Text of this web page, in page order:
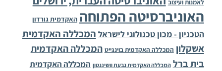
לאמנות ועיצוב
האוניברסיטה הפתוחה האקדמית גורדון
הטכניון - מכון טכנולוגי לישראל המכללה האקדמית
אשקלון המכללה האקדמית בוינגייט המכללה האקדמית
בית ברל המכללה האקדמית גבעת וושינגטון המכללה האקדמית